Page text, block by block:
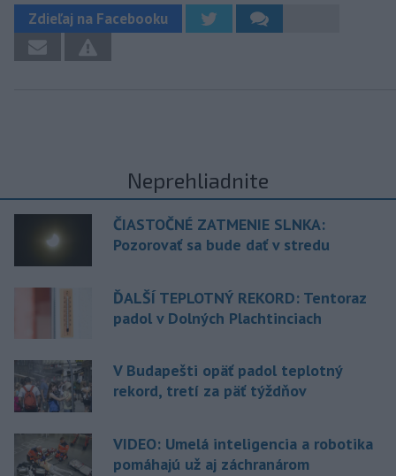
Zdieľaj na Facebooku
Neprehliadnite
ČIASTOČNÉ ZATMENIE SLNKA:
Pozorovať sa bude dať v stredu
ĎALŠÍ TEPLOTNÝ REKORD: Tentoraz
padol v Dolných Plachtinciach
V Budapešti opäť padol teplotný
rekord, tretí za päť týždňov
VIDEO: Umelá inteligencia a robotika
pomáhajú už aj záchranárom